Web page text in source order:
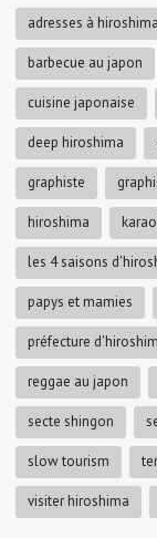
adresses à hiroshima
barbecue au japon
cuisine japonaise
deep hiroshima
graphiste
hiroshima
les 4 saisons
papys et mamies
préfecture
reggae au japon
secte shingon
slow tourism
visiter hiroshima